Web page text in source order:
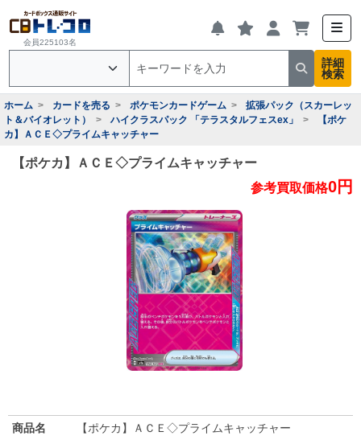
会員225103名
詳細
検索
ホーム カードを売る ポケモンカードゲーム
拡張パック（スカーレッ
ト＆バイオレット）
ハイクラスパック 「テラスタルフェスex」
【ポケ
カ】ＡＣＥ◇プライムキャッチャー
【ポケカ】ＡＣＥ◇プライムキャッチャー
参考買取価格0円
商品名
【ポケカ】ＡＣＥ◇プライムキャッチャー